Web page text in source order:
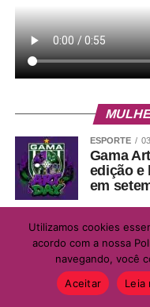
ESPORTE
Gama
edição e
em
Mais
inclusão
Utilizamos cookies
acordo com a nossa
navegando, você
Aceitar
Leia